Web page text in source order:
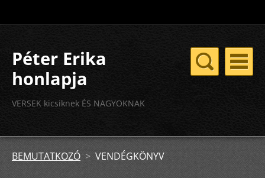
Péter Erika
honlapja
VERSEK kicsiknek ÉS NAGYOKNAK
BEMUTATKOZÓ >VENDÉGKÖNYV